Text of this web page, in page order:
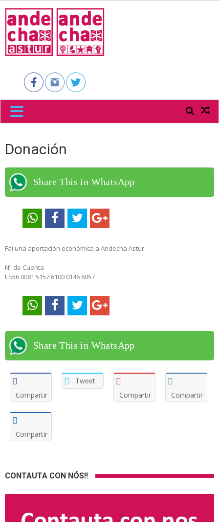
ASTUR
Donación
Share This in WhatsApp
Fai una aportación económica a Andecha Astur
Nª de Cuenta
ES56 0081 5157 6100 0146 6057
Share This in WhatsApp
Compartir
Tweet
Compartir
Compartir
Compartir
CONTAUTA CON NÓS!!